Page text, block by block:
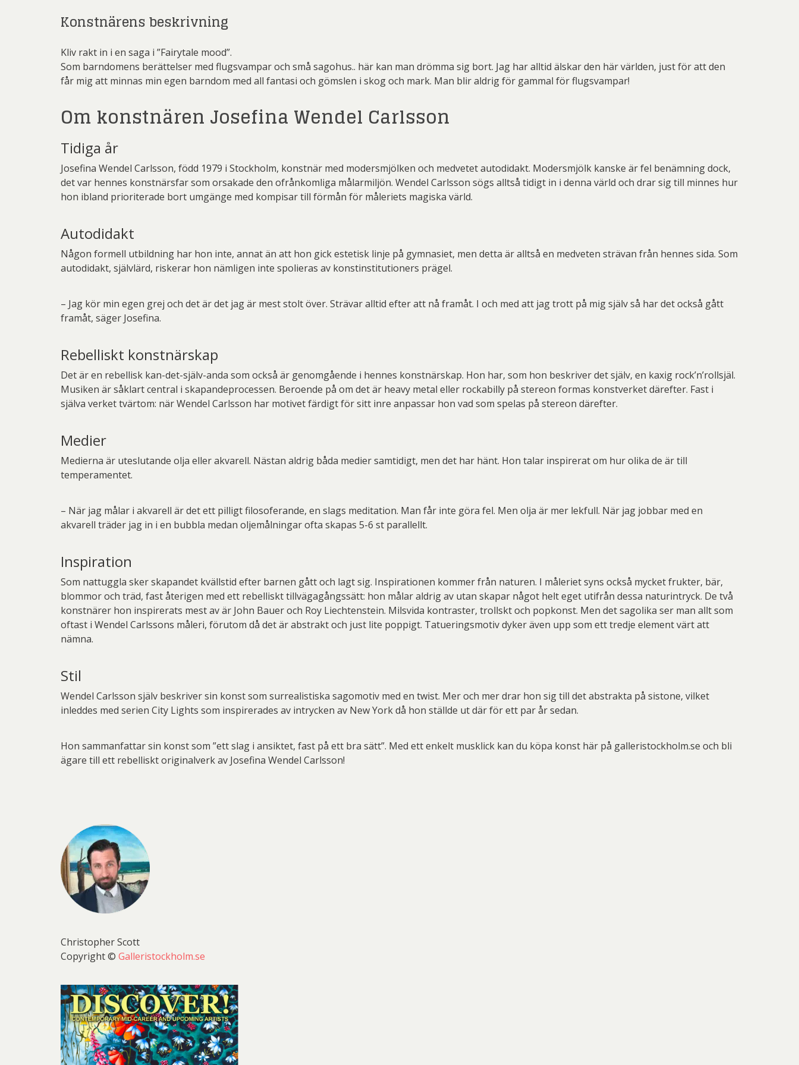
Konstnärens beskrivning
Kliv rakt in i en saga i ”Fairytale mood”.
Som barndomens berättelser med flugsvampar och små sagohus.. här kan man drömma sig bort. Jag har alltid älskar den här världen, just för att den
får mig att minnas min egen barndom med all fantasi och gömslen i skog och mark. Man blir aldrig för gammal för flugsvampar!
Om konstnären Josefina Wendel Carlsson
Tidiga år
Josefina Wendel Carlsson, född 1979 i Stockholm, konstnär med modersmjölken och medvetet autodidakt. Modersmjölk kanske är fel benämning dock,
det var hennes konstnärsfar som orsakade den ofrånkomliga målarmiljön. Wendel Carlsson sögs alltså tidigt in i denna värld och drar sig till minnes hur
hon ibland prioriterade bort umgänge med kompisar till förmån för måleriets magiska värld.
Autodidakt
Någon formell utbildning har hon inte, annat än att hon gick estetisk linje på gymnasiet, men detta är alltså en medveten strävan från hennes sida. Som
autodidakt, självlärd, riskerar hon nämligen inte spolieras av konstinstitutioners prägel.
– Jag kör min egen grej och det är det jag är mest stolt över. Strävar alltid efter att nå framåt. I och med att jag trott på mig själv så har det också gått
framåt, säger Josefina.
Rebelliskt konstnärskap
Det är en rebellisk kan-det-själv-anda som också är genomgående i hennes konstnärskap. Hon har, som hon beskriver det själv, en kaxig rock’n’rollsjäl.
Musiken är såklart central i skapandeprocessen. Beroende på om det är heavy metal eller rockabilly på stereon formas konstverket därefter. Fast i
själva verket tvärtom: när Wendel Carlsson har motivet färdigt för sitt inre anpassar hon vad som spelas på stereon därefter.
Medier
Medierna är uteslutande olja eller akvarell. Nästan aldrig båda medier samtidigt, men det har hänt. Hon talar inspirerat om hur olika de är till
temperamentet.
– När jag målar i akvarell är det ett pilligt filosoferande, en slags meditation. Man får inte göra fel. Men olja är mer lekfull. När jag jobbar med en
akvarell träder jag in i en bubbla medan oljemålningar ofta skapas 5-6 st parallellt.
Inspiration
Som nattuggla sker skapandet kvällstid efter barnen gått och lagt sig. Inspirationen kommer från naturen. I måleriet syns också mycket frukter, bär,
blommor och träd, fast återigen med ett rebelliskt tillvägagångssätt: hon målar aldrig av utan skapar något helt eget utifrån dessa naturintryck. De två
konstnärer hon inspirerats mest av är John Bauer och Roy Liechtenstein. Milsvida kontraster, trollskt och popkonst. Men det sagolika ser man allt som
oftast i Wendel Carlssons måleri, förutom då det är abstrakt och just lite poppigt. Tatueringsmotiv dyker även upp som ett tredje element värt att
nämna.
Stil
Wendel Carlsson själv beskriver sin konst som surrealistiska sagomotiv med en twist. Mer och mer drar hon sig till det abstrakta på sistone, vilket
inleddes med serien City Lights som inspirerades av intrycken av New York då hon ställde ut där för ett par år sedan.
Hon sammanfattar sin konst som ”ett slag i ansiktet, fast på ett bra sätt”. Med ett enkelt musklick kan du köpa konst här på galleristockholm.se och bli
ägare till ett rebelliskt originalverk av Josefina Wendel Carlsson!
Christopher Scott
Copyright © Galleristockholm.se